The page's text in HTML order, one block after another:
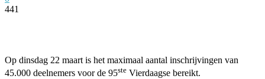
441
Op dinsdag 22 maart is het maximaal aantal inschrijvingen van
45.000 deelnemers voor de 95ste Vierdaagse bereikt.